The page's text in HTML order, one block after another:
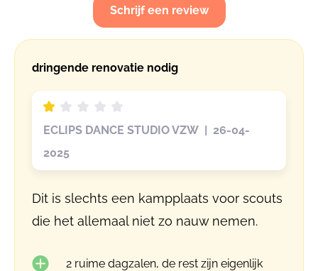
Schrijf een review
dringende renovatie nodig
ECLIPS DANCE STUDIO VZW | 26-04-
2025
Dit is slechts een kampplaats voor scouts
die het allemaal niet zo nauw nemen.
2 ruime dagzalen, de rest zijn eigenlijk